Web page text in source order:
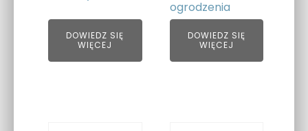
DOWIEDZ SIĘ
WIĘCEJ
ogrodzenia
DOWIEDZ SIĘ
WIĘCEJ